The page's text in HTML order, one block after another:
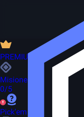
PREMIUM
Misiones
0/5
Pick'em